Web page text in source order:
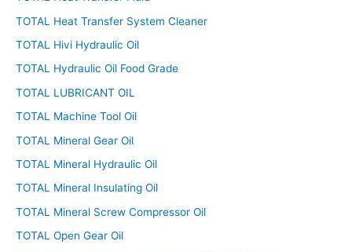
TOTAL Heat Transfer System Cleaner
TOTAL Hivi Hydraulic Oil
TOTAL Hydraulic Oil Food Grade
TOTAL LUBRICANT OIL
TOTAL Machine Tool Oil
TOTAL Mineral Gear Oil
TOTAL Mineral Hydraulic Oil
TOTAL Mineral Insulating Oil
TOTAL Mineral Screw Compressor Oil
TOTAL Open Gear Oil